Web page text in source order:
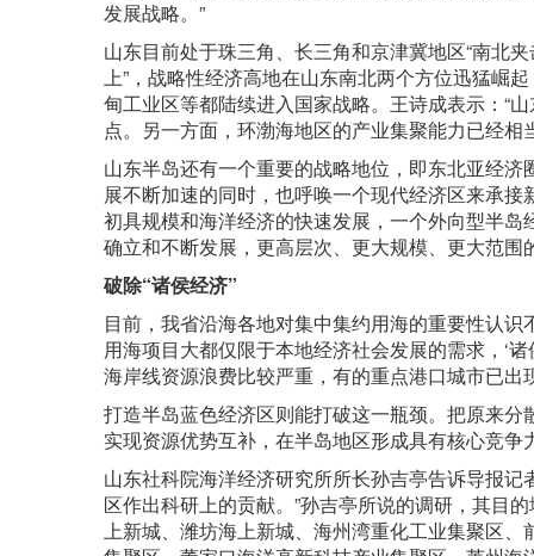
发展战略。”
山东目前处于珠三角、长三角和京津冀地区“南北
上”，战略性经济高地在山东南北两个方位迅猛崛
甸工业区等都陆续进入国家战略。王诗成表示：“
点。另一方面，环渤海地区的产业集聚能力已经
山东半岛还有一个重要的战略地位，即东北亚经
展不断加速的同时，也呼唤一个现代经济区来承
初具规模和海洋经济的快速发展，一个外向型半
确立和不断发展，更高层次、更大规模、更大范
破除“诸侯经济”
目前，我省沿海各地对集中集约用海的重要性认识
用海项目大都仅限于本地经济社会发展的需求，‘诸
海岸线资源浪费比较严重，有的重点港口城市已出
打造半岛蓝色经济区则能打破这一瓶颈。把原来
实现资源优势互补，在半岛地区形成具有核心竞
山东社科院海洋经济研究所所长孙吉亭告诉导报
区作出科研上的贡献。”孙吉亭所说的调研，其目
上新城、潍坊海上新城、海州湾重化工业集聚区